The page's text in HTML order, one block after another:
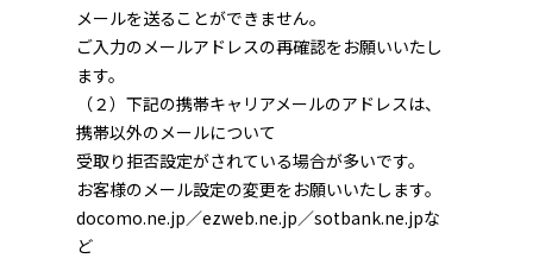
メールを送ることができません。
ご入力のメールアドレスの再確認をお願いいたし
ます。
（２）下記の携帯キャリアメールのアドレスは、
携帯以外のメールについて
受取り拒否設定がされている場合が多いです。
お客様のメール設定の変更をお願いいたします。
docomo.ne.jp／ezweb.ne.jp／sotbank.ne.jpな
ど